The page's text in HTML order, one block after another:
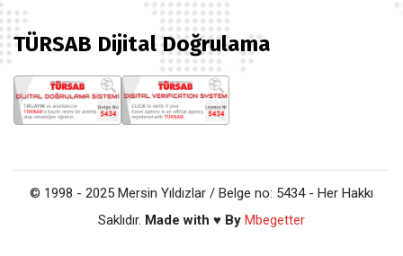
TÜRSAB Dijital Doğrulama
© 1998 - 2025 Mersin Yıldızlar / Belge no: 5434 - Her Hakkı
Saklıdır. Made with ♥ By Mbegetter